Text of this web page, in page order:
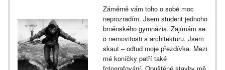
Záměrně vám toho o sobě moc
neprozradím. Jsem student jednoho
brněnského gymnázia. Zajímám se
o nemovitosti a architekturu. Jsem
skaut – odtud moje přezdívka. Mezi
mé koníčky patří také